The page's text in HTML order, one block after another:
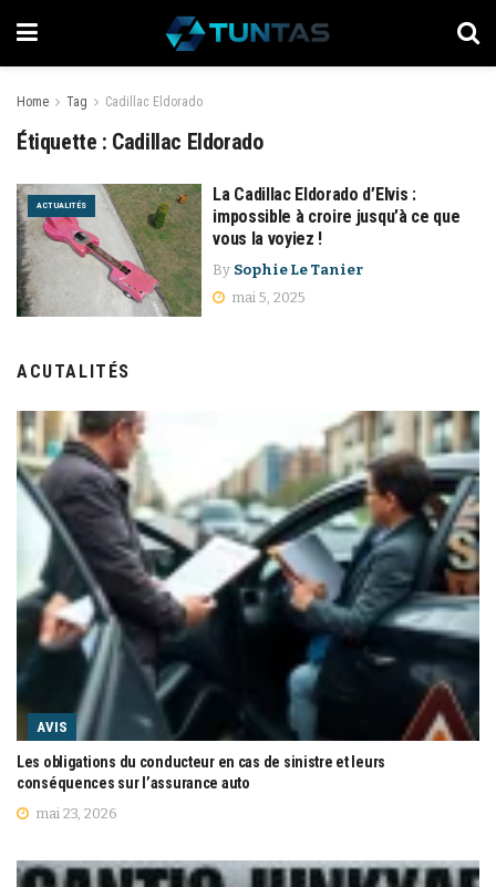
Home Tag Cadillac Eldorado
Étiquette : Cadillac Eldorado
ACTUALITÉS
La Cadillac Eldorado d’Elvis :
impossible à croire jusqu’à ce que
vous la voyiez !
By Sophie Le Tanier
mai 5, 2025
ACUTALITÉS
AVIS
Les obligations du conducteur en cas de sinistre et leurs
conséquences sur l’assurance auto
mai 23, 2026